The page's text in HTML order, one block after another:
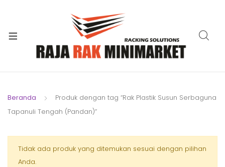
Beranda
Produk dengan tag “Rak Plastik Susun Serbaguna
Tapanuli Tengah (Pandan)”
Tidak ada produk yang ditemukan sesuai dengan pilihan
Anda.